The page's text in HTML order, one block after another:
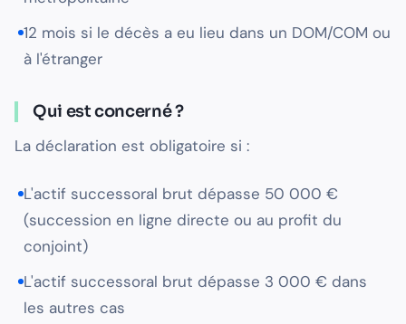
12 mois si le décès a eu lieu dans un DOM/COM ou
à l'étranger
Qui est concerné ?
La déclaration est obligatoire si :
L'actif successoral brut dépasse 50 000 €
(succession en ligne directe ou au profit du
conjoint)
L'actif successoral brut dépasse 3 000 € dans
les autres cas